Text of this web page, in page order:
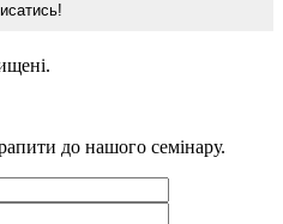
до нашого семінару.